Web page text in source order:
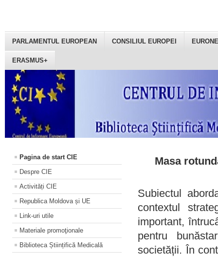
PARLAMENTUL EUROPEAN CONSILIUL EUROPEI
ERASMUS+
Pagina de start CIE
Despre CIE
Activități CIE
Republica Moldova și UE
Link-uri utile
Materiale promoţionale
Biblioteca Științifică Medicală
Masa
Subiectul
contextul
important,
pentru
societății. În